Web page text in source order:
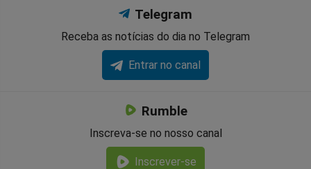
Telegram
Receba as notícias do dia no Telegram
Entrar no canal
Rumble
Inscreva-se no nosso canal
Inscrever-se